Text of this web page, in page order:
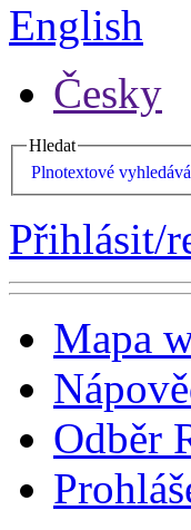
English
Česky
Hledat
Plnotextové
Přihlásit/
Mapa
Odběr